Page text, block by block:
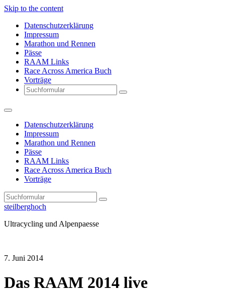
Skip to the content
Datenschutzerklärung
Impressum
Marathon und Rennen
Pässe
RAAM Links
Race Across America Buch
Vorträge
Search
Datenschutzerklärung
Impressum
Marathon und Rennen
Pässe
RAAM Links
Race Across America Buch
Vorträge
Search
steilberghoch
Ultracycling und Alpenpaesse
7. Juni 2014
Das RAAM 2014 live